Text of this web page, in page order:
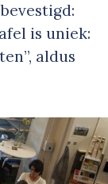
is uniek:
aldus